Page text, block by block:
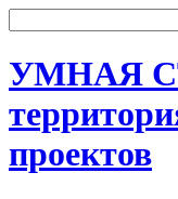
УМНАЯ
проектов